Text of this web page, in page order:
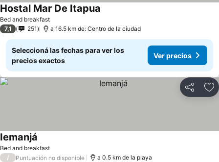
Bed and breakfast
Hostal Mar De Itapua
7,1 251 a 16.5 km de: Centro de la ciudad
Seleccioná las fechas para ver los
precios exactos
Ver precios
Compartir
Bed and breakfast
Iemanjá
/ Puntuación no disponible a 0.5 km de la playa